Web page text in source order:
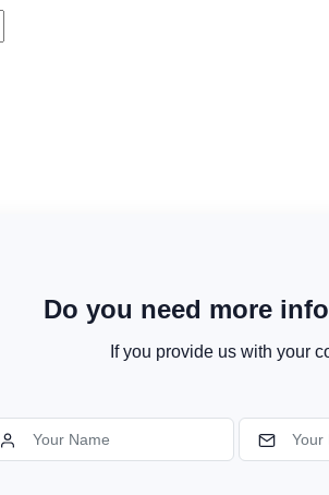
Do you need more
If you provide us with your